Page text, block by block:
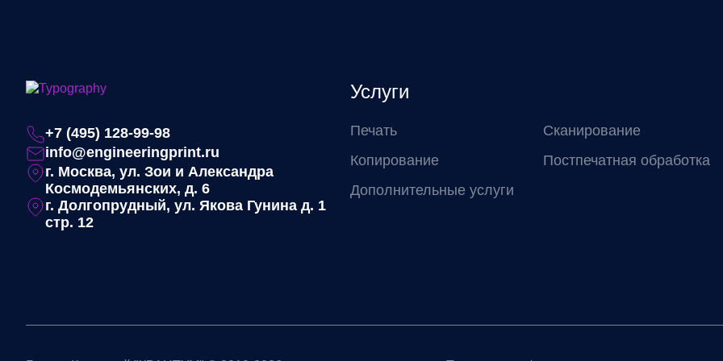
+7 (495) 128-99-98
info@engineeringprint.ru
г. Москва, ул. Зои и Александра
Космодемьянских, д. 6
г. Долгопрудный, ул. Якова Гунина д. 1
стр. 12
Услуги
Печать
Сканирование
Копирование
Постпечатная обработка
Дополнительные услуги